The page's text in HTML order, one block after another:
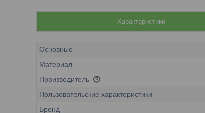
Характеристики
Основные
Материал
Производитель
Пользовательские характеристики
Бренд